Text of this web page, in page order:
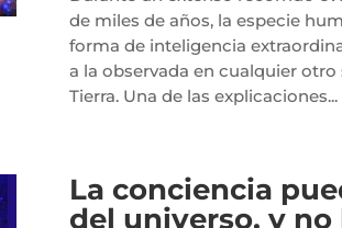
de miles de años, la especie
forma de inteligencia
a la observada en cualquier
Tierra. Una de las explicaciones...
La conciencia
del universo, y no